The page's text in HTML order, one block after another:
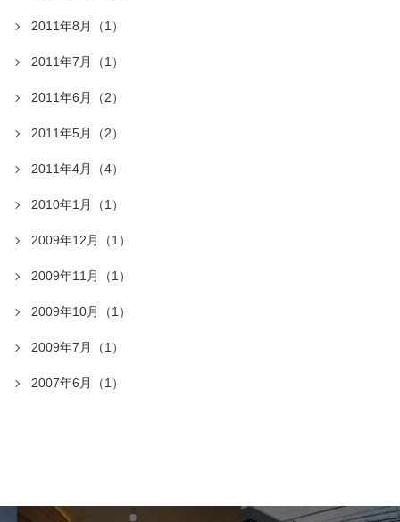
2011年8月（1）
2011年7月（1）
2011年6月（2）
2011年5月（2）
2011年4月（4）
2010年1月（1）
2009年12月（1）
2009年11月（1）
2009年10月（1）
2009年7月（1）
2007年6月（1）